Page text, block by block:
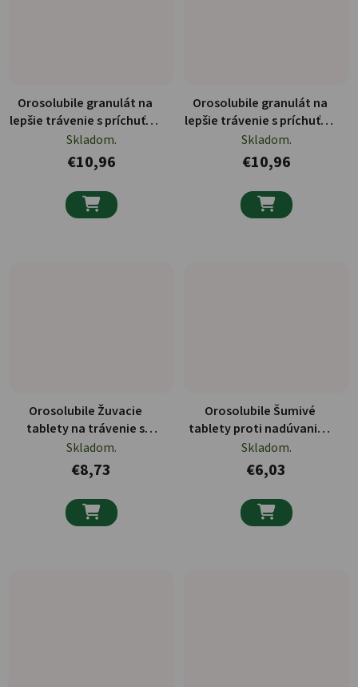
Orosolubile granulát na
lepšie trávenie s príchuťou
zázvoru 15x1g
Skladom.
€10,96

Orosolubile granulát na
lepšie trávenie s príchuťou
kvitnúcich alpských bylín
15x1g
Skladom.
€10,96

Orosolubile Žuvacie
tablety na trávenie s
príchuťou citrónu 30g
Skladom.
€8,73

Orosolubile Šumivé
tablety proti nadúvaniu s
extraktom z ľanových
semienok 100g
Skladom.
€6,03
